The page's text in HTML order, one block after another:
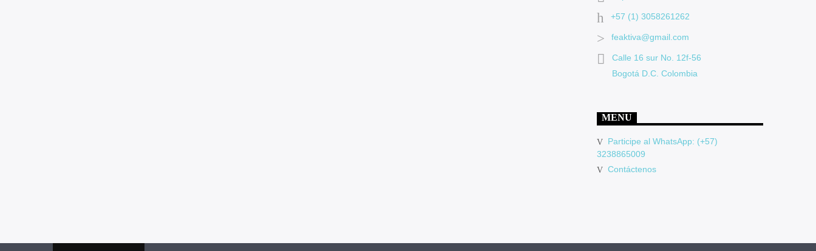
+57 (1) 3058261262
feaktiva@gmail.com
Calle 16 sur No. 12f-56
Bogotá D.C. Colombia
MENU
Participe al WhatsApp: (+57)
3238865009
Contáctenos